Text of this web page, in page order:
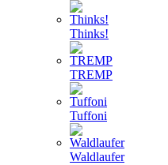
Thinks!
TREMP
Tuffoni
Waldlaufer